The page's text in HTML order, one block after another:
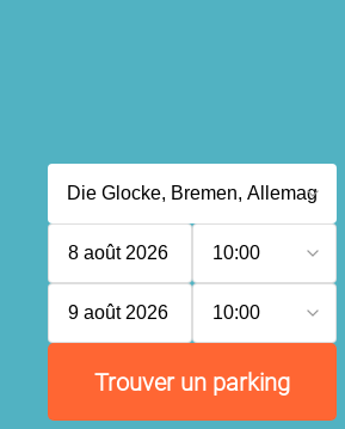
8 août 2026 10:00
9 août 2026 10:00
Trouver un parking